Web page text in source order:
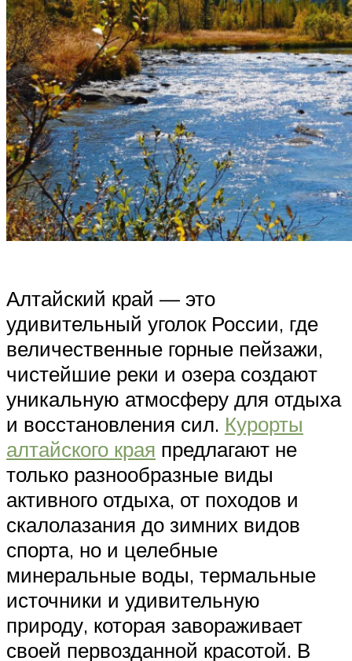
Алтайский край — это
удивительный уголок России, где
величественные горные пейзажи,
чистейшие реки и озера создают
уникальную атмосферу для отдыха
и восстановления сил. Курорты
алтайского края предлагают не
только разнообразные виды
активного отдыха, от походов и
скалолазания до зимних видов
спорта, но и целебные
минеральные воды, термальные
источники и удивительную
природу, которая завораживает
своей первозданной красотой. В